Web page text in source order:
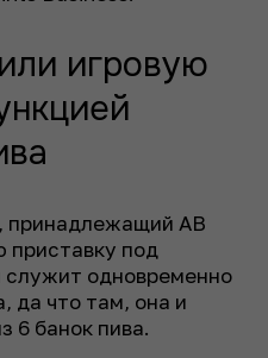
игровую
принадлежащий AB
приставку под
служит одновременно
да что там, она и
6 банок пива.